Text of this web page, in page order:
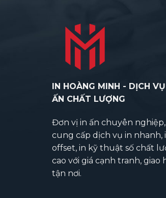
IN HOÀNG MINH - DỊCH
ẤN CHẤT LƯỢNG
Đơn vị in ấn chuyên nghiệp,
cung cấp dịch vụ in nhanh,
offset, in kỹ thuật số chất
cao với giá cạnh tranh, giao
tận nơi.